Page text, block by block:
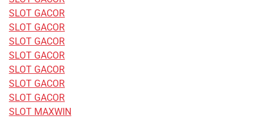
SLOT GACOR
SLOT GACOR
SLOT GACOR
SLOT GACOR
SLOT GACOR
SLOT GACOR
SLOT GACOR
SLOT MAXWIN